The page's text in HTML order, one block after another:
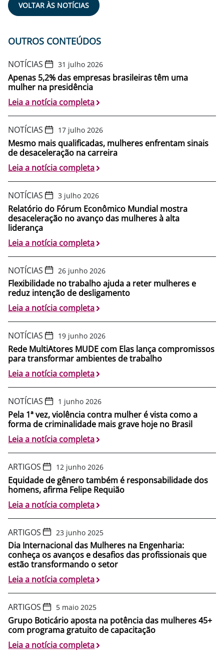
VOLTAR ÀS NOTÍCIAS
OUTROS CONTEÚDOS
NOTÍCIAS 31 julho 2026
Apenas 5,2% das empresas brasileiras têm uma
mulher na presidência
Leia a notícia completa
NOTÍCIAS 17 julho 2026
Mesmo mais qualificadas, mulheres enfrentam sinais
de desaceleração na carreira
Leia a notícia completa
NOTÍCIAS 3 julho 2026
Relatório do Fórum Econômico Mundial mostra
desaceleração no avanço das mulheres à alta
liderança
Leia a notícia completa
NOTÍCIAS 26 junho 2026
Flexibilidade no trabalho ajuda a reter mulheres e
reduz intenção de desligamento
Leia a notícia completa
NOTÍCIAS 19 junho 2026
Rede MultiAtores MUDE com Elas lança compromissos
para transformar ambientes de trabalho
Leia a notícia completa
NOTÍCIAS 1 junho 2026
Pela 1ª vez, violência contra mulher é vista como a
forma de criminalidade mais grave hoje no Brasil
Leia a notícia completa
ARTIGOS 12 junho 2026
Equidade de gênero também é responsabilidade dos
homens, afirma Felipe Requião
Leia a notícia completa
ARTIGOS 23 junho 2025
Dia Internacional das Mulheres na Engenharia:
conheça os avanços e desafios das profissionais que
estão transformando o setor
Leia a notícia completa
ARTIGOS 5 maio 2025
Grupo Boticário aposta na potência das mulheres 45+
com programa gratuito de capacitação
Leia a notícia completa